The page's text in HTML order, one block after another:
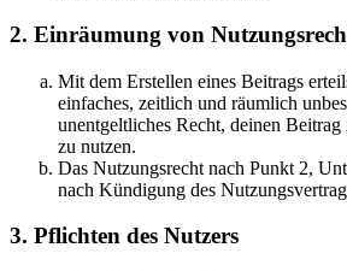
2. Einräumung von
Mit dem Erstellen eines Beitrags
einfaches, zeitlich und räumlich
unentgeltliches Recht, deinen
zu nutzen.
Das Nutzungsrecht nach Punkt 2,
nach Kündigung des
3. Pflichten des Nutzers